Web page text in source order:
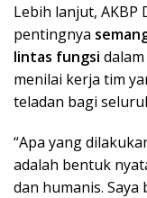
Lebih lanjut, AKBP
pentingnya
lintas fungsi
menilai kerja tim
teladan bagi
“Apa yang
adalah bentuk
dan humanis.